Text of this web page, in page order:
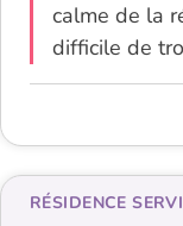
calme de la
difficile de
RÉSIDENCE